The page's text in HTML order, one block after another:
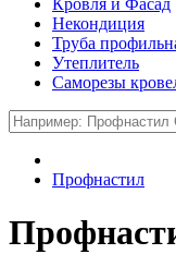
Кровля и Фасад
Некондиция
Труба
Утеплитель
Саморезы
Профнастил